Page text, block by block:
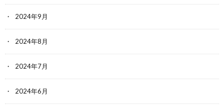
2024年9月
2024年8月
2024年7月
2024年6月